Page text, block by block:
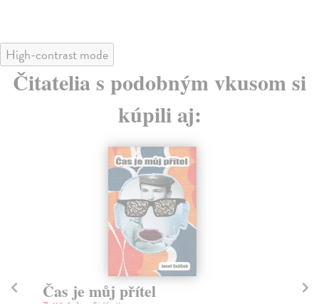
High-contrast mode
Čitatelia s podobným vkusom si
kúpili aj:
Čas je můj přítel